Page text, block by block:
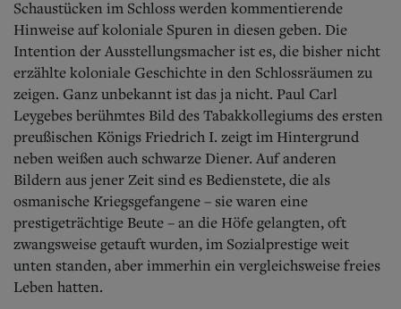
Schaustücken im Schloss werden kommentierende
Hinweise auf koloniale Spuren in diesen geben. Die
Intention der Ausstellungsmacher ist es, die bisher nicht
erzählte koloniale Geschichte in den Schlossräumen zu
zeigen. Ganz unbekannt ist das ja nicht. Paul Carl
Leygebes berühmtes Bild des Tabakkollegiums des ersten
preußischen Königs Friedrich I. zeigt im Hintergrund
neben weißen auch schwarze Diener. Auf anderen
Bildern aus jener Zeit sind es Bedienstete, die als
osmanische Kriegsgefangene – sie waren eine
prestigeträchtige Beute – an die Höfe gelangten, oft
zwangsweise getauft wurden, im Sozialprestige weit
unten standen, aber immerhin ein vergleichsweise freies
Leben hatten.